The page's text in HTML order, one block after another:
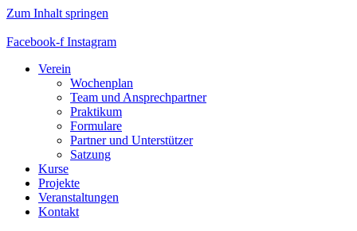
Zum Inhalt springen
Facebook-f Instagram
Verein
Wochenplan
Team und Ansprechpartner
Praktikum
Formulare
Partner und Unterstützer
Satzung
Kurse
Projekte
Veranstaltungen
Kontakt